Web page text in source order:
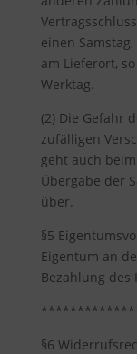
einen
am Lieferort,
Werktag.
(2) Die Gefahr
zufälligen
geht auch
Übergabe der
über.
§5
Eigentum an
Bezahlung des
§6